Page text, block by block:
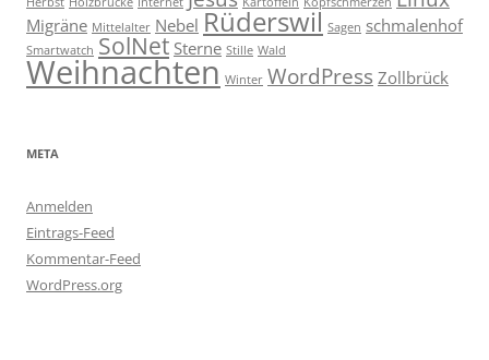
Migräne Mittelalter Nebel Rüderswil Sagen schmalenhof
Smartwatch SolNet Sterne Stille Wald
Weihnachten Winter WordPress Zollbrück
META
Anmelden
Eintrags-Feed
Kommentar-Feed
WordPress.org